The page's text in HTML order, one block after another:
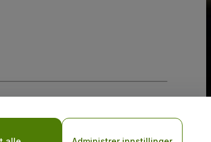
for personvern for mobil